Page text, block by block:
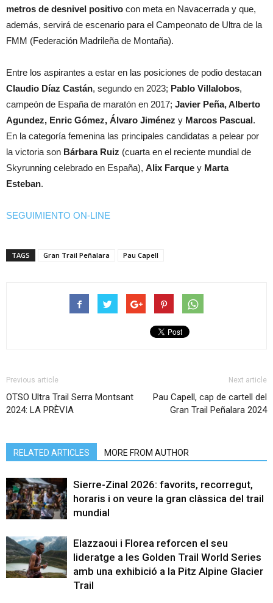
metros de desnivel positivo con meta en Navacerrada y que,
además, servirá de escenario para el Campeonato de Ultra de la
FMM (Federación Madrileña de Montaña).
Entre los aspirantes a estar en las posiciones de podio destacan
Claudio Díaz Castán, segundo en 2023; Pablo Villalobos,
campeón de España de maratón en 2017; Javier Peña, Alberto
Agundez, Enric Gómez, Álvaro Jiménez y Marcos Pascual.
En la categoría femenina las principales candidatas a pelear por
la victoria son Bárbara Ruiz (cuarta en el reciente mundial de
Skyrunning celebrado en España), Alix Farque y Marta
Esteban.
SEGUIMIENTO ON-LINE
TAGS Gran Trail Peñalara Pau Capell
Previous article
OTSO Ultra Trail Serra Montsant
2024: LA PRÈVIA
Next article
Pau Capell, cap de cartell del
Gran Trail Peñalara 2024
RELATED ARTICLES MORE FROM AUTHOR
Sierre-Zinal 2026: favorits, recorregut,
horaris i on veure la gran clàssica del trail
mundial
Elazzaoui i Florea reforcen el seu
lideratge a les Golden Trail World Series
amb una exhibició a la Pitz Alpine Glacier
Trail